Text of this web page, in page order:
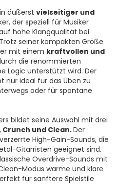
äußerst vielseitiger und
der speziell für Musiker
hohe Klangqualität bei
seiner kompakten Größe
mit einem kraftvollen und
die renommierten
Logic unterstützt wird. Der
nur ideal für das Üben zu
oder für spontane
bildet seine Auswahl mit drei
Crunch und Clean.Der
High-Gain-Sounds, die
Gitarristen geeignet sind.
Overdrive-Sounds mit
Modus warme und klare
für sanftere Spielstile